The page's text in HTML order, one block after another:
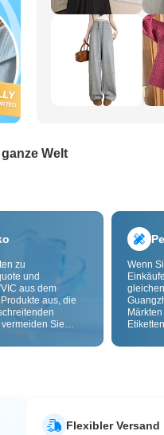
Welt
zu
und
aus dem
aus, die
Sie
Wenn
Flexibler Versand